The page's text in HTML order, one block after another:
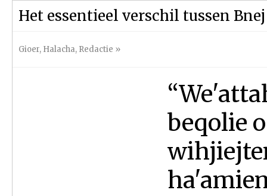
Het essentieel verschil tussen
Gioer, Halacha, Redactie »
beqolie